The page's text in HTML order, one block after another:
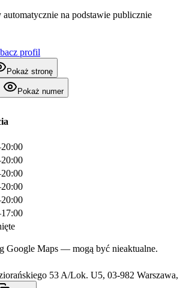
na podstawie publicznie
profil
Pokaż stronę
Pokaż numer
Google Maps — mogą być nieaktualne.
53 A/Lok. U5, 03-982 Warszawa,